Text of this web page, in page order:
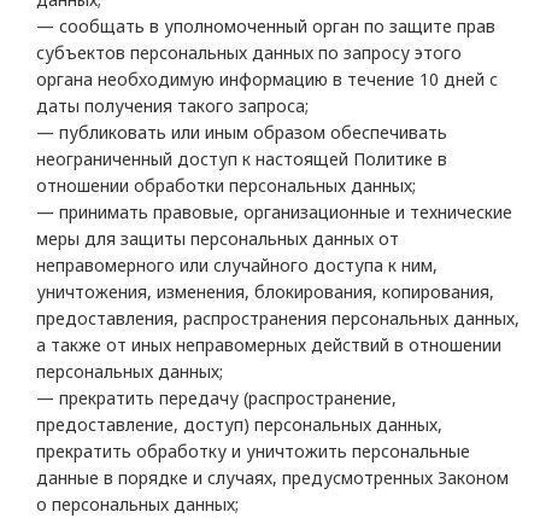
— сообщать в уполномоченный орган по защите прав
субъектов персональных данных по запросу этого
органа необходимую информацию в течение 10 дней с
даты получения такого запроса;
— публиковать или иным образом обеспечивать
неограниченный доступ к настоящей Политике в
отношении обработки персональных данных;
— принимать правовые, организационные и технические
меры для защиты персональных данных от
неправомерного или случайного доступа к ним,
уничтожения, изменения, блокирования, копирования,
предоставления, распространения персональных данных,
а также от иных неправомерных действий в отношении
персональных данных;
— прекратить передачу (распространение,
предоставление, доступ) персональных данных,
прекратить обработку и уничтожить персональные
данные в порядке и случаях, предусмотренных Законом
о персональных данных;